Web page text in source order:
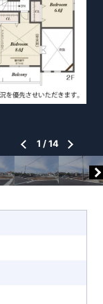
1 /14